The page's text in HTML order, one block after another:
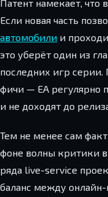
Патент намекает, что
Если новая часть
автомобили и
это уберёт один из
последних игр серии.
фичи — EA регулярно
и не доходят до
Тем не менее сам
фоне волны критики
ряда live-service
баланс между